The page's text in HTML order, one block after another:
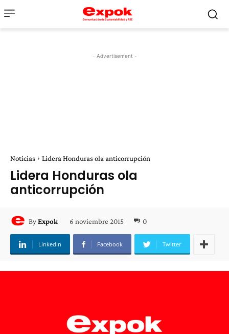
- Advertisement -
Noticias Lidera Honduras ola anticorrupción
Lidera Honduras ola
anticorrupción
ByExpok 6 noviembre 2015 0
Linkedin Facebook Twitter